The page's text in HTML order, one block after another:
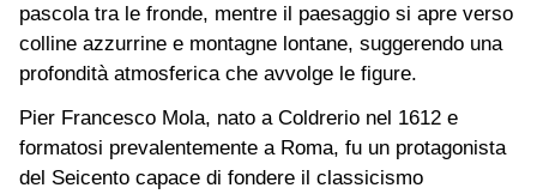
pascola tra le fronde, mentre il paesaggio si apre verso
colline azzurrine e montagne lontane, suggerendo una
profondità atmosferica che avvolge le figure.
Pier Francesco Mola, nato a Coldrerio nel 1612 e
formatosi prevalentemente a Roma, fu un protagonista
del Seicento capace di fondere il classicismo